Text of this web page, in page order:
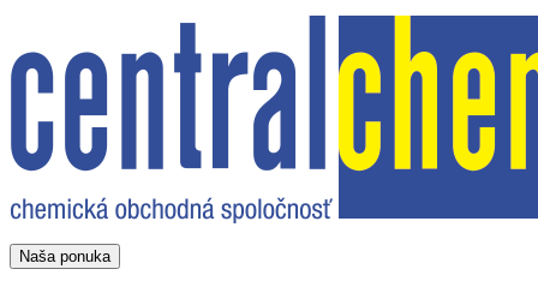
Naša ponuka